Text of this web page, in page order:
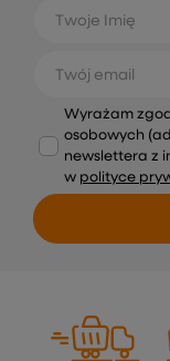
Twoje Imię
Twój email
Wyrażam
osobowych
newslettera z
w polityce